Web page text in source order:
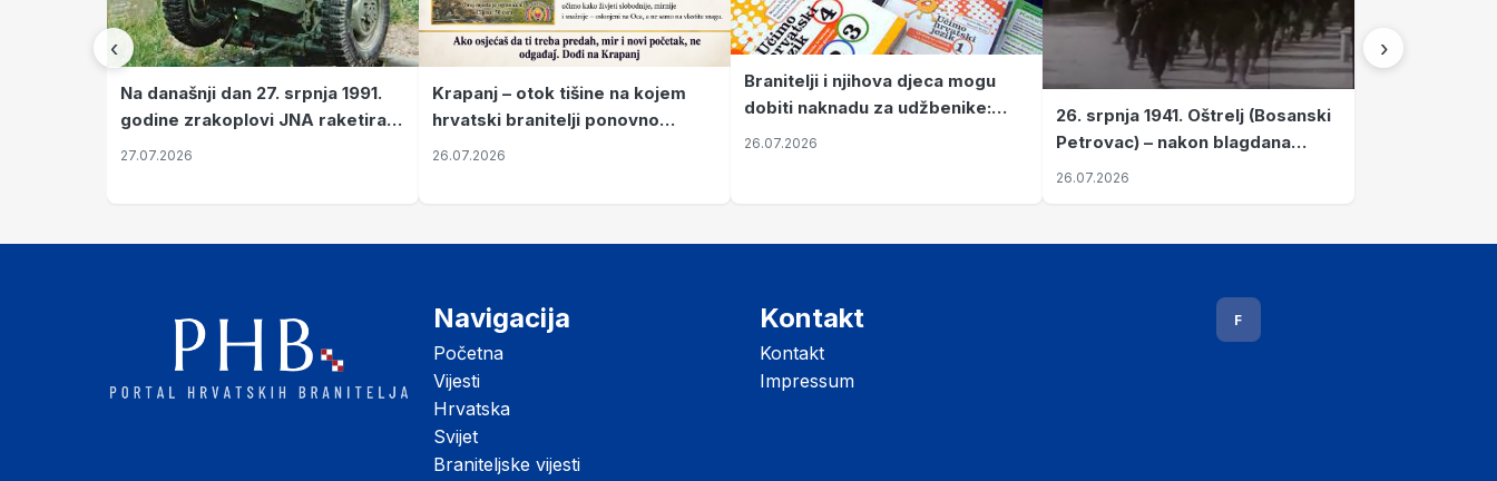
‹
Na današnji dan 27. srpnja 1991.
godine zrakoplovi JNA raketirali
su vojarnu i obučni centar "Nikola
27.07.2026
Krapanj – otok tišine na kojem
hrvatski branitelji ponovno
pronalaze mir
26.07.2026
Branitelji i njihova djeca mogu
dobiti naknadu za udžbenike:
zahtjevi se podnose do 31.
26.07.2026
26. srpnja 1941. Oštrelj (Bosanski
Petrovac) – nakon blagdana
Svete Ane izvršen napad srpskih
26.07.2026
›
Navigacija
Početna
Vijesti
Hrvatska
Svijet
Braniteljske vijesti
Kontakt
Kontakt
Impressum
F